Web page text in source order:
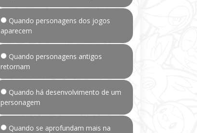
Quando personagens dos jogos
aparecem
Quando personagens antigos
retornam
Quando há desenvolvimento de um
personagem
Quando se aprofundam mais na